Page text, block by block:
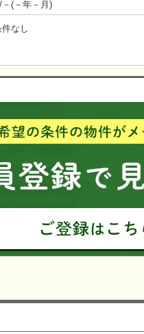
－(－年－月)
なし